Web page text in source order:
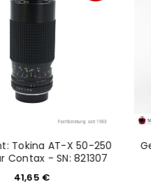
Tokina AT-X 50-250
Contax - SN: 821307
41,65 €